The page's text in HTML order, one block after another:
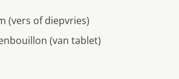
(vers of diepvries)
(van tablet)